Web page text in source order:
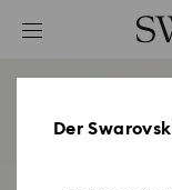
Liste Tastaturkürzel
2 - Footer
Der